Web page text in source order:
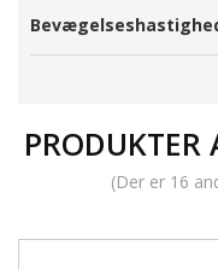
PRODUKTER
(Der er 16